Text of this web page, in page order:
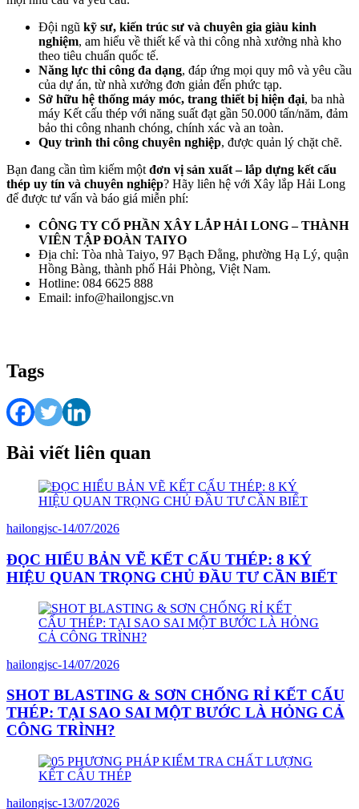
Đội ngũ kỹ sư, kiến trúc sư và chuyên gia giàu kinh
nghiệm, am hiểu về thiết kế và thi công nhà xưởng nhà kho
theo tiêu chuẩn quốc tế.
Năng lực thi công đa dạng, đáp ứng mọi quy mô và yêu cầu
của dự án, từ nhà xưởng đơn giản đến phức tạp.
Sở hữu hệ thống máy móc, trang thiết bị hiện đại, ba nhà
máy Kết cấu thép với năng suất đạt gần 50.000 tấn/năm, đảm
bảo thi công nhanh chóng, chính xác và an toàn.
Quy trình thi công chuyên nghiệp, được quản lý chặt chẽ.
Bạn đang cần tìm kiếm một đơn vị sản xuất – lắp dựng kết cấu
thép uy tín và chuyên nghiệp? Hãy liên hệ với Xây lắp Hải Long
để được tư vấn và báo giá miễn phí:
CÔNG TY CỔ PHẦN XÂY LẮP HẢI LONG – THÀNH
VIÊN TẬP ĐOÀN TAIYO
Địa chỉ: Tòa nhà Taiyo, 97 Bạch Đằng, phường Hạ Lý, quận
Hồng Bàng, thành phố Hải Phòng, Việt Nam.
Hotline: 084 6625 888
Email: info@hailongjsc.vn
Tags
Bài viết liên quan
hailongjsc-14/07/2026
ĐỌC HIỂU BẢN VẼ KẾT CẤU THÉP: 8 KÝ
HIỆU QUAN TRỌNG CHỦ ĐẦU TƯ CẦN BIẾT
hailongjsc-14/07/2026
SHOT BLASTING & SƠN CHỐNG RỈ KẾT CẤU
THÉP: TẠI SAO SAI MỘT BƯỚC LÀ HỎNG CẢ
CÔNG TRÌNH?
hailongjsc-13/07/2026